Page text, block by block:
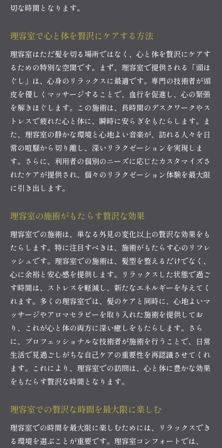
切な時間となります。
理容室で心と体を贅沢にケアする方法
理容室はただ髪を切る場所ではなく、心と体を贅沢にケアす
るための特別な空間です。まず、理容室で提供される「頭ほ
ぐし」は、心身のリラックスに最適です。専門の技術者が頭
皮を優しくマッサージすることで、血行を促進し、心の緊張
を解きほぐします。この施術は、長時間のデスクワークやス
トレスで疲れた心と体に、瞬時に安らぎをもたらします。ま
た、理容室の静かな環境と心地よい音楽が、訪れる人々を日
常の喧騒から切り離し、深いリラクゼーションを実現しま
す。さらに、利用者の個別のニーズに応じたカスタマイズさ
れたケアが提供され、個々のリラクゼーション体験を最大限
に引き出します。
理容室の施術がもたらす贅沢な効果
理容室での施術は、単なる外見の変化以上の贅沢な効果をも
たらします。特に注目すべきは、施術がもたらす心のリフレ
ッシュです。理容室での施術は、髪型を整えるだけでなく、
心に余裕と安心感を提供します。リラックスした状態で過ご
す時間は、ストレスを軽減し、新たなエネルギーを与えてく
れます。多くの理容室では、髪のケアと同時に、心地よいマ
ッサージやアロマセラピーを取り入れた施術を提供してお
り、これが心と体の両方に深い癒しをもたらします。さら
に、プロフェッショナルな技術者が施術を行うことで、日常
生活で見過ごしがちな自己ケアの重要性を再認識させてくれ
ます。これにより、理容室での訪問は、心と体に豊かな効果
をもたらす贅沢な時間となります。
理容室での贅沢な時間を最大限に楽しむ
理容室での時間を最大限に楽しむためには、リラックスでき
る環境を選ぶことが重要です。理容室コンフォートでは、